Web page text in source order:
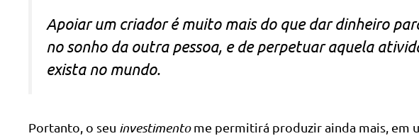
Apoiar um criador é muito mais do que dar dinheiro
no sonho da outra pessoa, e de perpetuar aquela
exista no mundo.
Portanto, o seu investimentome permitirá produzir ainda mais, em